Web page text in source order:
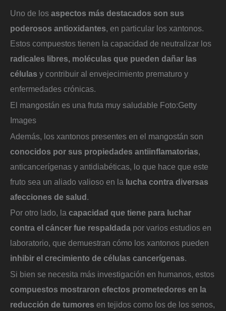
Uno de los aspectos más destacados son sus
poderosos antioxidantes, en particular los xantonos.
Estos compuestos tienen la capacidad de neutralizar los
radicales libres, moléculas que pueden dañar las
células y contribuir al envejecimiento prematuro y
enfermedades crónicas.
El mangostán es una fruta muy saludable Foto:Getty
Images
Además, los xantonos presentes en el mangostán son
conocidos por sus propiedades antiinflamatorias,
anticancerígenas y antidiabéticas, lo que hace que este
fruto sea un aliado valioso en la lucha contra diversas
afecciones de salud.
Por otro lado, la capacidad que tiene para luchar
contra el cáncer fue respaldada por varios estudios en
laboratorio, que demuestran cómo los xantonos pueden
inhibir el crecimiento de células cancerígenas.
Si bien se necesita más investigación en humanos, estos
compuestos mostraron efectos prometedores en la
reducción de tumores en tejidos como los de los senos,